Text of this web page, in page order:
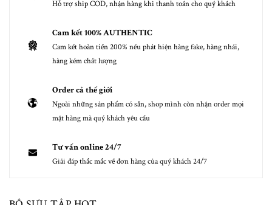
Hỗ trợ ship COD, nhận hàng khi thanh toán cho quý khách
Cam kết 100% AUTHENTIC
Cam kết hoàn tiền 200% nếu phát hiện hàng fake, hàng nhái,
hàng kém chất lượng
Order cả thế giới
Ngoài những sản phẩm có sẵn, shop mình còn nhận order mọi
mặt hàng mà quý khách yêu cầu
Tư vấn online 24/7
Giải đáp thắc mắc về đơn hàng của quý khách 24/7